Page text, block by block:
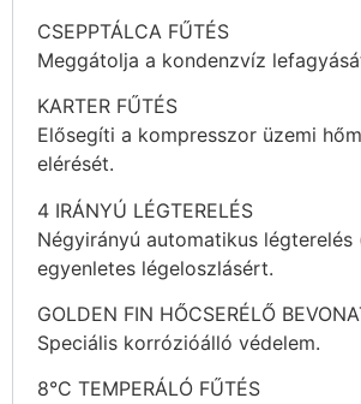
CSEPPTÁLCA FŰTÉS
Meggátolja a kondenzvíz
KARTER FŰTÉS
Elősegíti a kompresszor üzemi
elérését.
4 IRÁNYÚ LÉGTERELÉS
Négyirányú automatikus
egyenletes légeloszlásért.
GOLDEN FIN HŐCSERÉLŐ
Speciális korrózióálló védelem.
8°C TEMPERÁLÓ FŰTÉS